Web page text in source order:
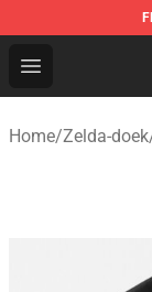
Open menu
The
Home/Zelda-doek